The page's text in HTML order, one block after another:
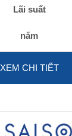
Lãi suất
năm
XEM CHI TIẾT